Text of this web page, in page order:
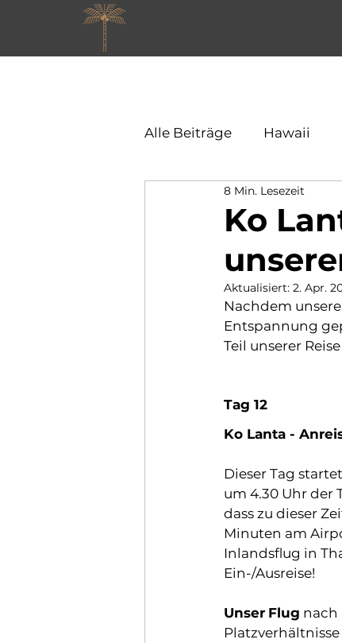
Alle Beiträge Hawaii
Ko
8 Min. Lesezeit
Aktualisiert: 2. Apr.
Nachdem
Entspannung
Teil unserer
Tag 12
Ko Lanta -
Dieser Tag
um 4.30 Uhr der
dass zu dieser
Minuten am
Inlandsflug in
Ein-/Ausreise!
Unser Flug nach